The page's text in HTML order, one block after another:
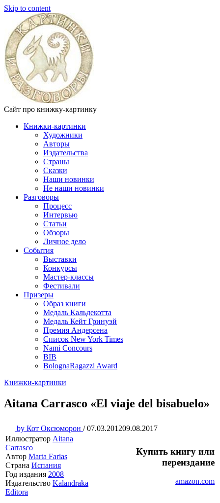
Skip to content
Сайт про книжку-картинку
Книжки-картинки
Художники
Авторы
Издательства
Страны
Сказки
Наши новинки
Не наши новинки
Разговоры
Процесс
Интервью
Статьи
Обзоры
Личное дело
События
Выставки
Конкурсы
Мастер-классы
Фестивали
Призеры
Образ книги
Медаль Кальдекотта
Медаль Кейт Гринуэй
Премия Андерсена
Список New York Times
Nami Concours
BIB
BolognaRagazzi Award
Книжки-картинки
Aitana Carrasco «El viaje del bisabuelo»
by Кот Оксюморон / 07.03.201209.08.2017
Иллюстратор Aitana
Carrasco
Автор Marta Farias
Страна Испания
Год издания 2008
Издательство Kalandraka
Editora
Купить книгу или
переиздание
amazon.com